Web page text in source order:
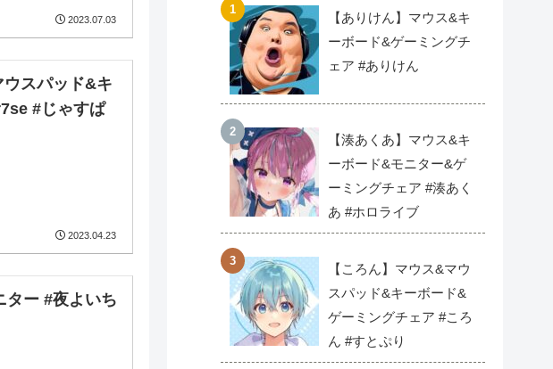
2023.07.03
ウスパッド&キ
#じゃすぱ
2023.04.23
ター #夜よいち
【ありけん】マウス&キ
ーボード&ゲーミングチ
ェア #ありけん
【湊あくあ】マウス&キ
ーボード&モニター&ゲ
ーミングチェア #湊あく
あ #ホロライブ
【ころん】マウス&マウ
スパッド&キーボード&
ゲーミングチェア #ころ
ん #すとぷり